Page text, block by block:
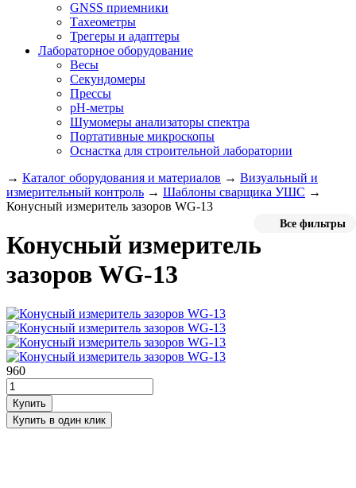
GNSS приемники
Тахеометры
Трегеры и адаптеры
Лабораторное оборудование
Весы
Секундомеры
Прессы
pH-метры
Шумомеры анализаторы спектра
Портативные микроскопы
Оснастка для строительной лаборатории
→ Каталог оборудования и материалов → Визуальный и
измерительный контроль → Шаблоны сварщика УШС →
Конусный измеритель зазоров WG-13
Все фильтры
Конусный измеритель
зазоров WG-13
960